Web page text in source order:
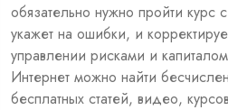
обязательно нужно пройти курс
укажет на ошибки, и
управлении рисками и
Интернет можно найти
бесплатных статей, видео,